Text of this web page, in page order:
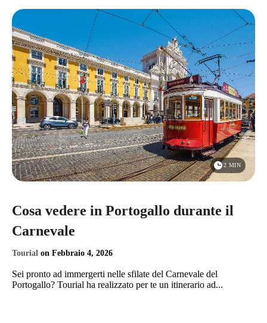
2 MIN
Cosa vedere in Portogallo durante il
Carnevale
Tourial on Febbraio 4, 2026
Sei pronto ad immergerti nelle sfilate del Carnevale del
Portogallo? Tourial ha realizzato per te un itinerario ad...